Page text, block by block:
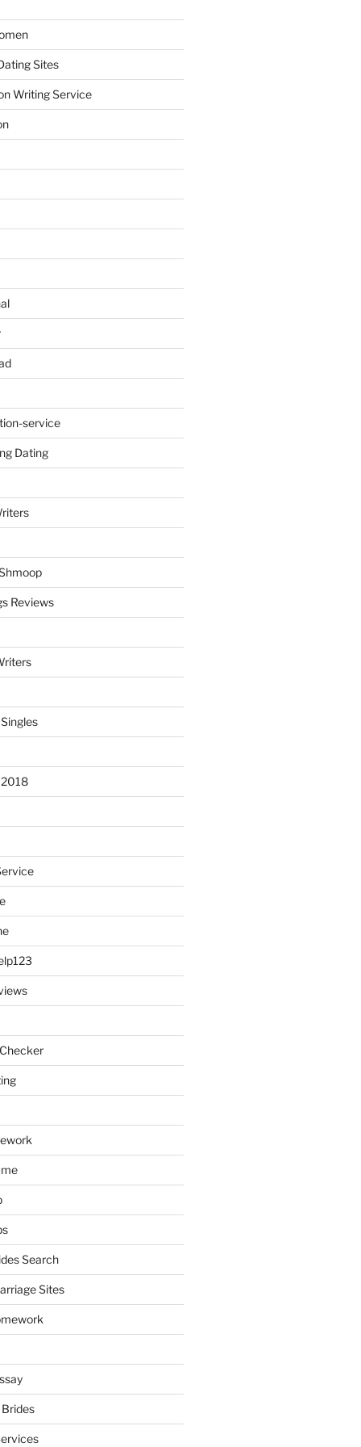
Sites
Writing Service
service
Dating
Reviews
Search
Sites